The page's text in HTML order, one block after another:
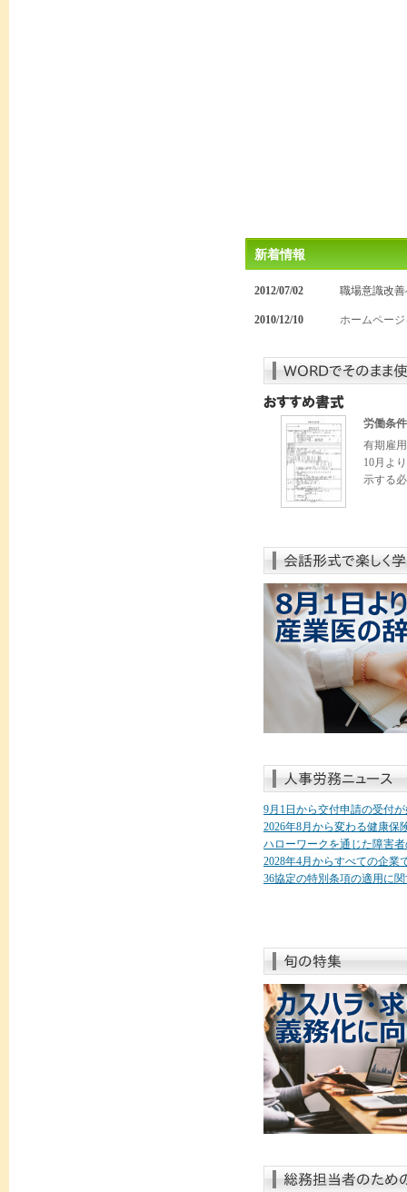
新着情報
2012/07/02 職場意識改善
2010/12/10 ホームペー
労働条
有期雇
10月よ
示する
9月1日から交付申請の受付
2026年8月から変わる健康保
ハローワークを通じた障害
2028年4月からすべての企業
36協定の特別条項の適用に